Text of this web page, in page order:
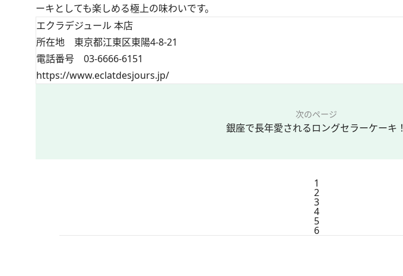
ーキとしても楽しめる極上の味わいです。
エクラデジュール 本店
所在地 東京都江東区東陽4-8-21
電話番号 03-6666-6151
https://www.eclatdesjours.jp/
次のページ
銀座で長年愛されるロングセラーケーキ！
1
2
3
4
5
6